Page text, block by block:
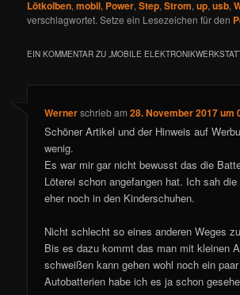
Lötkolben,mobil, Power,Step,Strom,up,usb,
verschlagwortet. Setze ein Lesezeichen für den
EIN KOMMENTAR ZU „MOBILE
Wernerschriebam28. November 2017 um
Schöner Artikel und der Hinweis auf
wenig.
Es war mir gar nicht bewusst das die
Löterei schon angefangen hat. Ich sah
eher noch in den Kinderschuhen.
Nicht schlecht so eines anderen Weges
Bis es dazu kommt das man mit kleinen
schweißen kann gehen wohl noch ein
Autobatterien habe ich es ja schon